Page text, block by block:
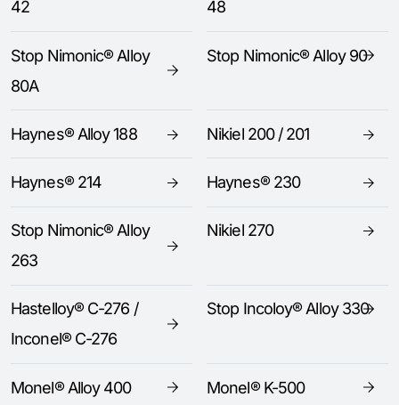
42 48
Stop Nimonic® Alloy
80A
Stop Nimonic® Alloy 90
Haynes® Alloy 188 Nikiel 200 / 201
Haynes® 214 Haynes® 230
Stop Nimonic® Alloy
263
Nikiel 270
Hastelloy® C-276 /
Inconel® C-276
Stop Incoloy® Alloy 330
Monel® Alloy 400 Monel® K-500